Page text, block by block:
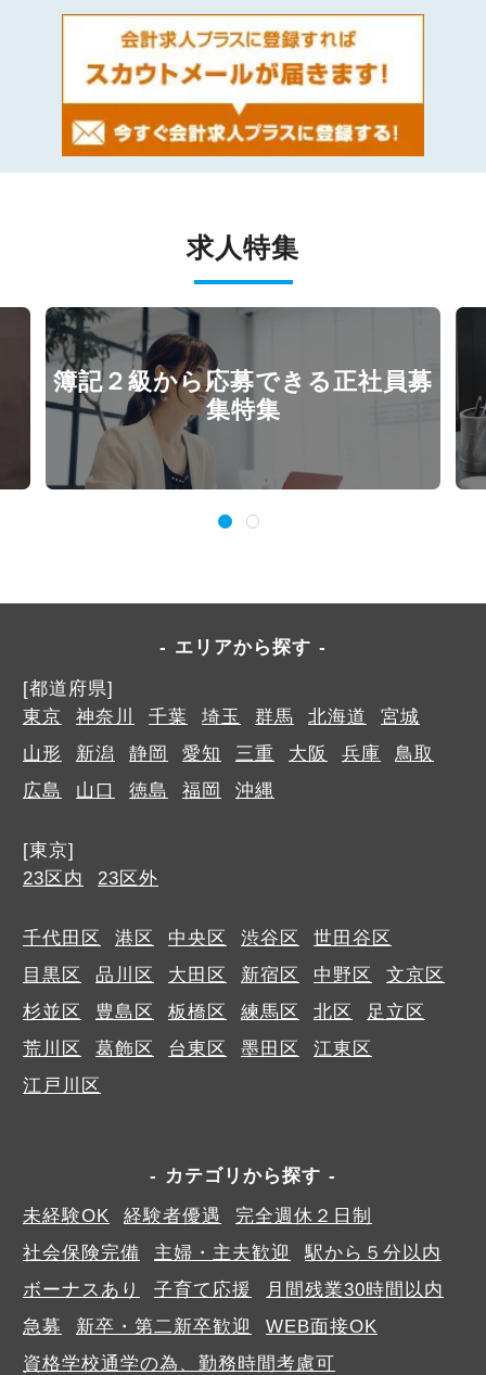
求人特集
簿記２級から応募できる正社員募
集特集
エリアから探す
[都道府県]
東京
神奈川 千葉 埼玉 群馬 北海道
宮城
山形
新潟 静岡 愛知 三重 大阪 兵庫
鳥取
広島
山口 徳島 福岡 沖縄
[東京]
23区内
23区外
千代田区 港区 中央区 渋谷区
世田谷区
目黒区
品川区 大田区 新宿区 中野区
文京区
杉並区
豊島区 板橋区 練馬区 北区
足立区
荒川区
葛飾区 台東区 墨田区
江東区
江戸川区
カテゴリから探す
未経験OK
経験者優遇
完全週休２日制
社会保険完備
主婦・主夫歓迎
駅から５分以内
ボーナスあり
子育て応援
月間残業30時間以内
急募
新卒・第二新卒歓迎
WEB面接OK
資格学校通学の為、勤務時間考慮可